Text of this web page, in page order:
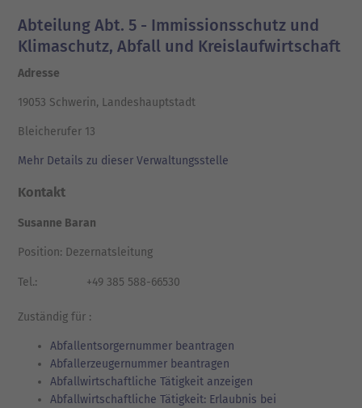
Abteilung Abt. 5 - Immissionsschutz und
Klimaschutz, Abfall und Kreislaufwirtschaft
Adresse
19053 Schwerin, Landeshauptstadt
Bleicherufer 13
Mehr Details zu dieser Verwaltungsstelle
Kontakt
Susanne Baran
Position: Dezernatsleitung
Tel.: +49 385 588-66530
Zuständig für :
Abfallentsorgernummer beantragen
Abfallerzeugernummer beantragen
Abfallwirtschaftliche Tätigkeit anzeigen
Abfallwirtschaftliche Tätigkeit: Erlaubnis bei